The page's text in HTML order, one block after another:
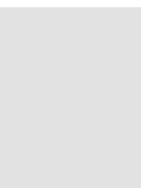
一站式图片编辑 满足你的创意需求